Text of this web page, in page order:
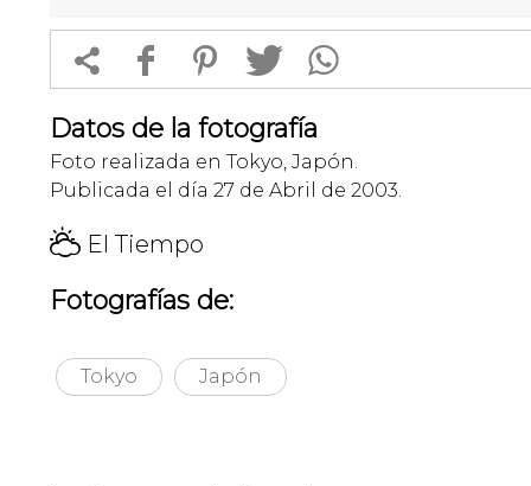
 f 1 T 
Datos de la fotografía
Foto realizada en Tokyo, Japón.
Publicada el día 27 de Abril de 2003.
H El Tiempo
Fotografías de:
Tokyo Japón